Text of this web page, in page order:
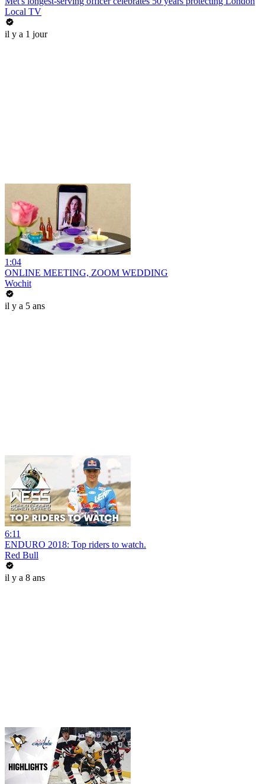
Local TV
il y a 1 jour
1:04
ONLINE MEETING, ZOOM WEDDING
Wochit
il y a 5 ans
6:11
ENDURO 2018: Top riders to watch.
Red Bull
il y a 8 ans